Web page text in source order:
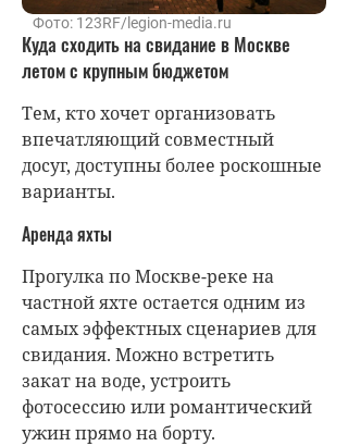
Фото: 123RF/legion-media.ru
Куда сходить на свидание в Москве
летом с крупным бюджетом
Тем, кто хочет организовать
впечатляющий совместный
досуг, доступны более роскошные
варианты.
Аренда яхты
Прогулка по Москве-реке на
частной яхте остается одним из
самых эффектных сценариев для
свидания. Можно встретить
закат на воде, устроить
фотосессию или романтический
ужин прямо на борту.